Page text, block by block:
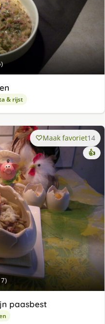
& rijst
Maak favoriet14
👍
paasbest